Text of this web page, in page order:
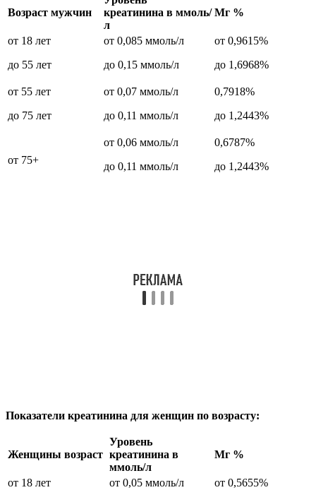
Возраст мужчин
креатинина в ммоль/
л
Мг %
от 18 лет
до 55 лет
от 0,085 ммоль/л
до 0,15 ммоль/л
от 0,9615%
до 1,6968%
от 55 лет
до 75 лет
от 0,07 ммоль/л
до 0,11 ммоль/л
0,7918%
до 1,2443%
от 75+
от 0,06 ммоль/л
до 0,11 ммоль/л
0,6787%
до 1,2443%
Показатели креатинина для женщин по возрасту:
Женщины возраст
Уровень
креатинина в
ммоль/л
Мг %
от 18 лет
от 0,05 ммоль/л
от 0,5655%